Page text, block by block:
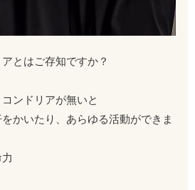
とはご存知ですか？
ンドリアが無いと
かいたり、あらゆる活動ができま